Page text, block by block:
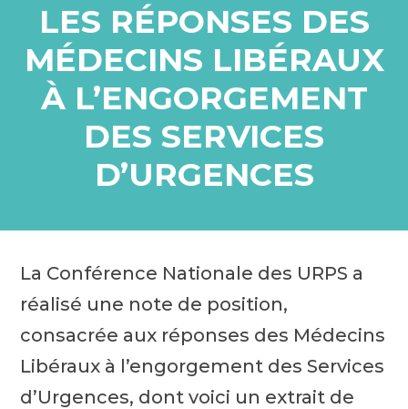
LES RÉPONSES DES
MÉDECINS LIBÉRAUX
À L’ENGORGEMENT
DES SERVICES
D’URGENCES
La Conférence Nationale des URPS a
réalisé une note de position,
consacrée aux réponses des Médecins
Libéraux à l’engorgement des Services
d’Urgences, dont voici un extrait de